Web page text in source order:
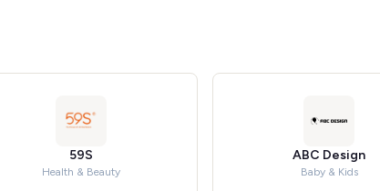
59S
Health & Beauty
ABC Design
Baby & Kids